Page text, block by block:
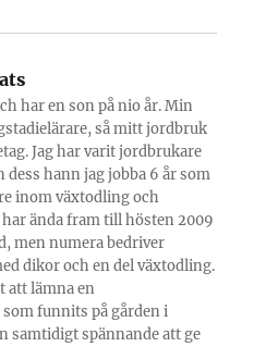
har en son på nio år. Min
så mitt jordbruk
Jag har varit jordbrukare
dess hann jag jobba 6 år som
inom växtodling och
ända fram till hösten 2009
men numera bedriver
dikor och en del växtodling.
att lämna en
funnits på gården i
samtidigt spännande att ge